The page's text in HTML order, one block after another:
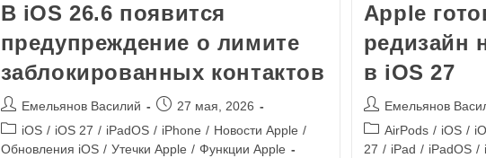
В iOS 26.6 появится
предупреждение о лимите
заблокированных контактов
Емельянов Василий
27 мая, 2026
iOS / iOS 27 / iPadOS / iPhone / Новости Apple /
Обновления iOS / Утечки Apple / Функции Apple
Apple
редизайн
в iOS 27
Емельянов
AirPods / iOS /
27 / iPad / iPadOS /